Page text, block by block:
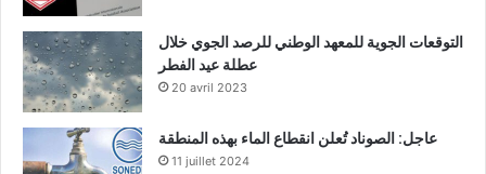
التوقعات الجوية للمعهد الوطني للرصد الجوي خلال
عطلة عيد الفطر
20 avril 2023
عاجل: الصوناد تُعلن انقطاع الماء بهذه المنطقة
11 juillet 2024